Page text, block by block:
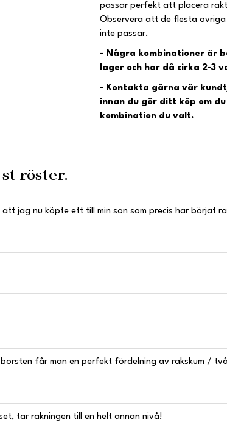
passar perfekt att placera
Observera att de flesta
inte passar.
- Några kombinationer är
lager och har då cirka 2-3
- Kontakta gärna vår
innan du gör ditt köp om
kombination du valt.
st röster.
jag nu köpte ett till min son som precis har börjat
får man en perfekt fördelning av rakskum /
tar rakningen till en helt annan nivå!